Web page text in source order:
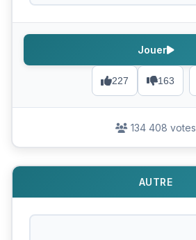
227 163
Jouer
134 408 votes
AUTRE